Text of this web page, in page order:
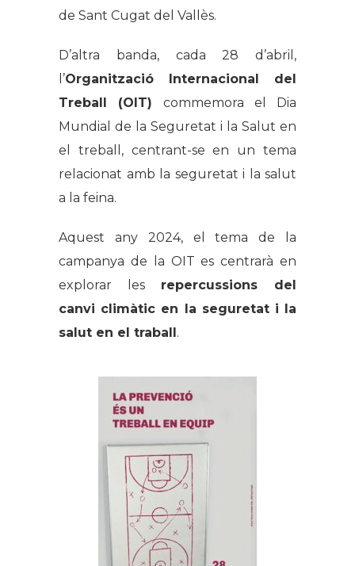
de Sant Cugat del Vallès.
D’altra banda, cada 28 d’abril,
l’Organització Internacional del
Treball (OIT) commemora el Dia
Mundial de la Seguretat i la Salut en
el treball, centrant-se en un tema
relacionat amb la seguretat i la salut
a la feina.
Aquest any 2024, el tema de la
campanya de la OIT es centrarà en
explorar les repercussions del
canvi climàtic en la seguretat i la
salut en el traball.